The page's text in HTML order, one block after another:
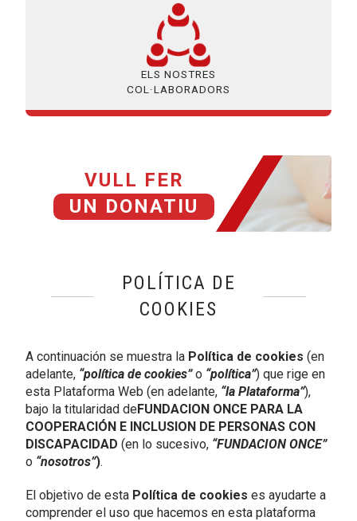
ELS NOSTRES
COL·LABORADORS
VULL FER
UN DONATIU
POLÍTICA DE
COOKIES
A continuación se muestra la Política de cookies (en
adelante, “política de cookies”o “política”) que rige en
esta Plataforma Web (en adelante, “la Plataforma”),
bajo la titularidad deFUNDACION ONCE PARA LA
COOPERACIÓN E INCLUSION DE PERSONAS CON
DISCAPACIDAD (en lo sucesivo, “FUNDACION ONCE”
o “nosotros”).
El objetivo de esta Política de cookies es ayudarte a
comprender el uso que hacemos en esta plataforma